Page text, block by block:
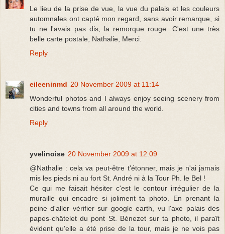
Le lieu de la prise de vue, la vue du palais et les couleurs
automnales ont capté mon regard, sans avoir remarque, si
tu ne l'avais pas dis, la remorque rouge. C'est une très
belle carte postale, Nathalie, Merci.
Reply
eileeninmd 20 November 2009 at 11:14
Wonderful photos and I always enjoy seeing scenery from
cities and towns from all around the world.
Reply
yvelinoise 20 November 2009 at 12:09
@Nathalie : cela va peut-être t'étonner, mais je n'ai jamais
mis les pieds ni au fort St. André ni à la Tour Ph. le Bel !
Ce qui me faisait hésiter c'est le contour irrégulier de la
muraille qui encadre si joliment ta photo. En prenant la
peine d'aller vérifier sur google earth, vu l'axe palais des
papes-châtelet du pont St. Bénezet sur ta photo, il paraît
évident qu'elle a été prise de la tour, mais je ne vois pas